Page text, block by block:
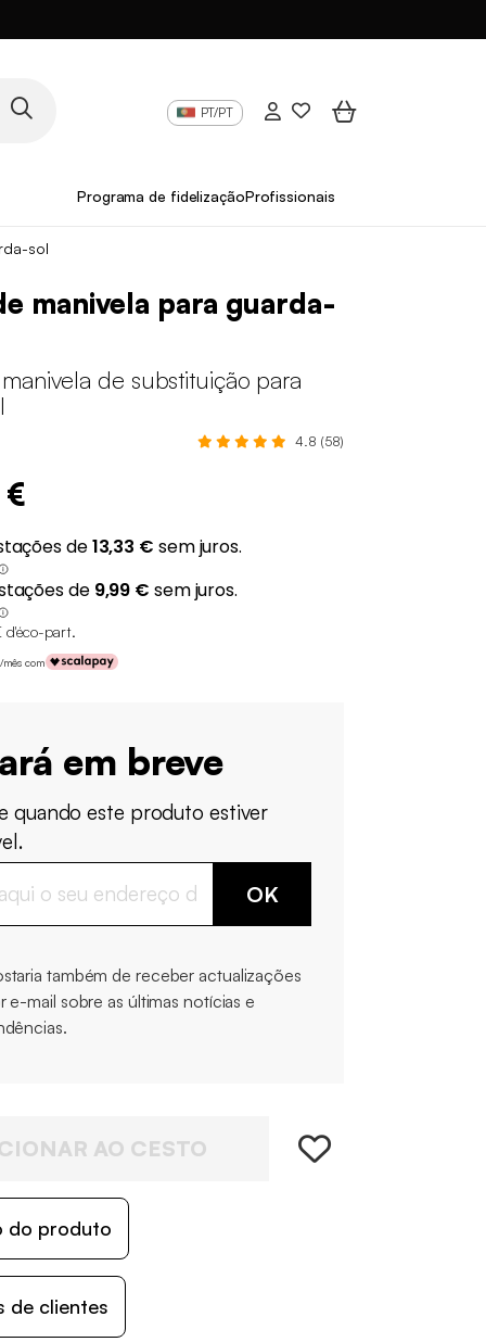
PT/PT
Programa de fidelizaçãoProfissionais
sol
manivela para guarda-
de substituição para
4.8 (58)
€
d'éco-part.
com
em breve
quando este produto estiver
OK
também de receber actualizações
e-mail sobre as últimas notícias e
AO CESTO
do produto
de clientes